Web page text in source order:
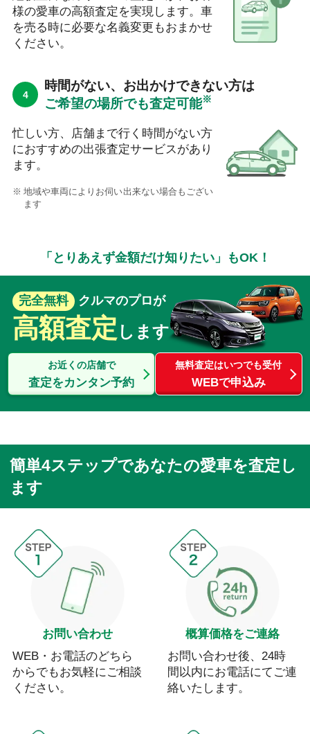
様の愛車の高額査定を実現します。車
を売る時に必要な名義変更もおまかせ
ください。
時間がない、お出かけできない方は
ご希望の場所でも査定可能※
忙しい方、店舗まで行く時間がない方
におすすめの出張査定サービスがあり
ます。
地域や車両によりお伺い出来ない場合もござい
ます
「とりあえず金額だけ知りたい」もOK！
完全無料 クルマのプロが
高額査定 します
お近くの店舗で
査定をカンタン予約
無料査定はいつでも受付
WEBで申込み
簡単4ステップであなたの愛車を査定し
ます
お問い合わせ
WEB・お電話のどちら
からでもお気軽にご相談
ください。
概算価格をご連絡
お問い合わせ後、24時
間以内にお電話にてご連
絡いたします。